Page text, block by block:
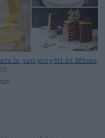
le poți pregăti de Sfânta